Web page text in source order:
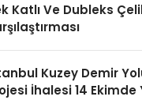
Katlı Ve Dubleks
Kuzey Demir
İhalesi 14 Ekimde